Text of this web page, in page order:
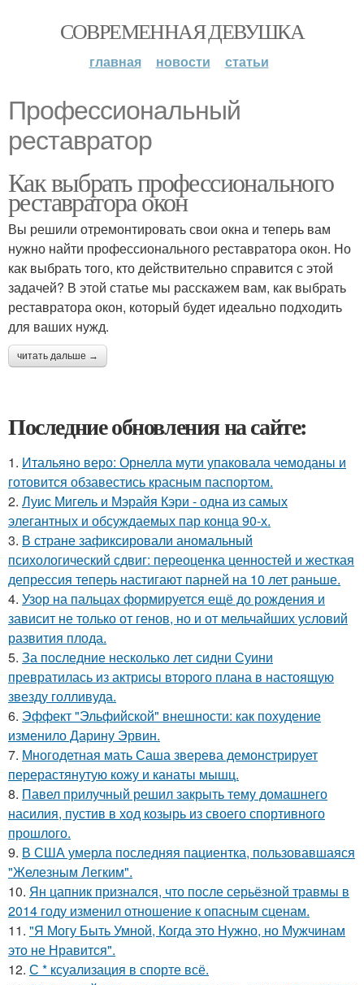
СОВРЕМЕННАЯ ДЕВУШКА
главная новости статьи
Профессиональный
реставратор
Как выбрать профессионального
реставратора окон
Вы решили отремонтировать свои окна и теперь вам
нужно найти профессионального реставратора окон. Но
как выбрать того, кто действительно справится с этой
задачей? В этой статье мы расскажем вам, как выбрать
реставратора окон, который будет идеально подходить
для ваших нужд.
читать дальше →
Последние обновления на сайте:
1. Итальяно веро: Орнелла мути упаковала чемоданы и
готовится обзавестись красным паспортом.
2. Луис Мигель и Мэрайя Кэри - одна из самых
элегантных и обсуждаемых пар конца 90-х.
3. В стране зафиксировали аномальный
психологический сдвиг: переоценка ценностей и жесткая
депрессия теперь настигают парней на 10 лет раньше.
4. Узор на пальцах формируется ещё до рождения и
зависит не только от генов, но и от мельчайших условий
развития плода.
5. За последние несколько лет сидни Суини
превратилась из актрисы второго плана в настоящую
звезду голливуда.
6. Эффект "Эльфийской" внешности: как похудение
изменило Дарину Эрвин.
7. Многодетная мать Саша зверева демонстрирует
перерастянутую кожу и канаты мышц.
8. Павел прилучный решил закрыть тему домашнего
насилия, пустив в ход козырь из своего спортивного
прошлого.
9. В США умерла последняя пациентка, пользовавшаяся
"Железным Легким".
10. Ян цапник признался, что после серьёзной травмы в
2014 году изменил отношение к опасным сценам.
11. "Я Могу Быть Умной, Когда это Нужно, но Мужчинам
это не Нравится".
12. С * ксуализация в спорте всё.